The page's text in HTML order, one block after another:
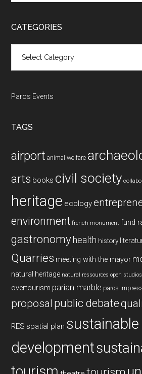
CATEGORIES
Paros Events
TAGS
airport animal welfare
arts books civil society
heritage ecology
environment french monument fund
gastronomy health history
Quarries meeting with the mayor
natural heritage natural ressources open studios
overtourism parian marble paros
proposal public debate
RES spatial plan sustainable
development